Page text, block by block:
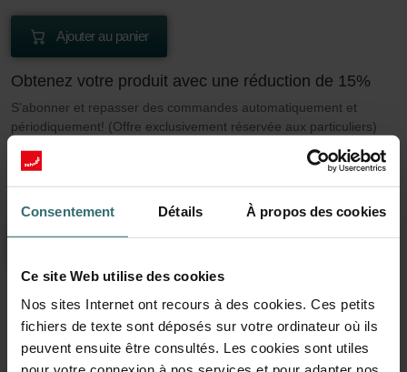
Consentement Détails À propos des cookies
Ce site Web utilise des cookies
Nos sites Internet ont recours à des cookies. Ces petits
fichiers de texte sont déposés sur votre ordinateur où ils
peuvent ensuite être consultés. Les cookies sont utiles
Ajouter au panier
Obtenez votre produit avec une réduction de 15%
S’abonner et repasser des commandes automatiquement et
périodiquement! (Offre exclusivement réservée aux particuliers)
30.90
TVA incluse
S’abonner
En savoir plus sur notre Filtre Coarse 60%
(G4)